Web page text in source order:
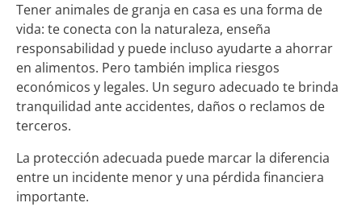
Tener animales de granja en casa es una forma de
vida: te conecta con la naturaleza, enseña
responsabilidad y puede incluso ayudarte a ahorrar
en alimentos. Pero también implica riesgos
económicos y legales. Un seguro adecuado te brinda
tranquilidad ante accidentes, daños o reclamos de
terceros.
La protección adecuada puede marcar la diferencia
entre un incidente menor y una pérdida financiera
importante.